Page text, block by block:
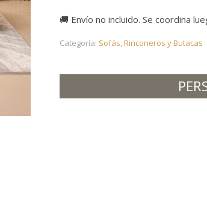
🚚 Envío no incluido. Se coordina
Categoría: Sofás, Rinconeros y Butacas